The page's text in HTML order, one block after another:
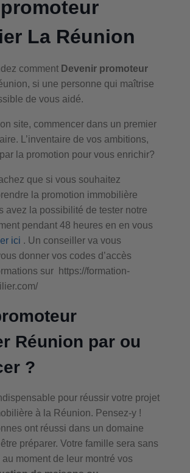
La Réunion
comment Devenir promoteur
si une personne qui maîtrise
de vous aidé.
site, commencer dans un premier
L’inventaire de vos ambitions,
la promotion pour vous enrichir?
que si vous souhaitez
la promotion immobilière
avez la possibilité de tester notre
pendant 48 heures en en vous
ici . Un conseiller va vous
donner vos codes d’accès
sur https://formation-
Réunion par ou
?
pour réussir votre projet
à la Réunion. Pensez-y !
ont réussi dans un domaine
préparer. Votre famille sera sans
moment de leur montré vos